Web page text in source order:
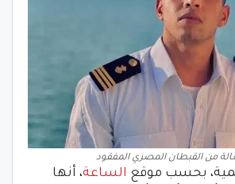
من القبطان المصري المفقود
بحسب موقع الساعة، أنها